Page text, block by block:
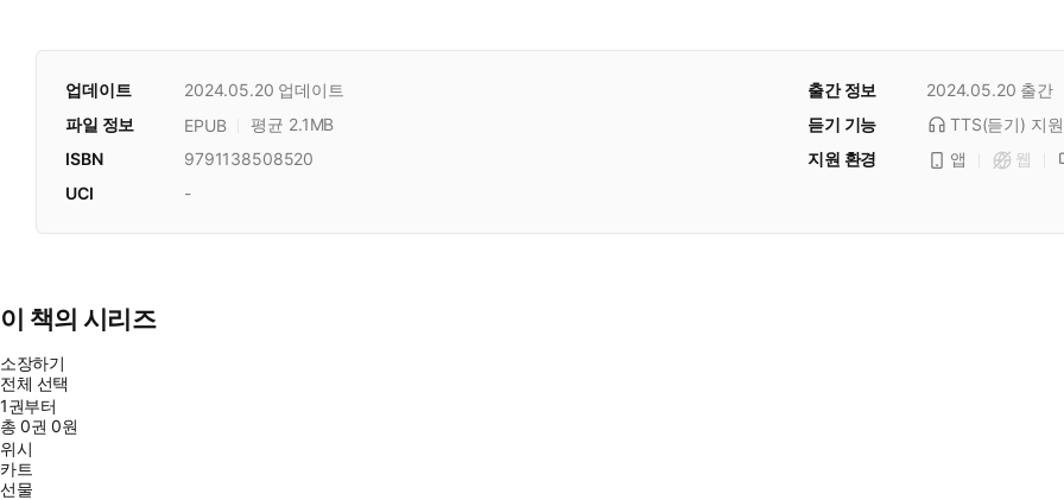
업데이트 2024.05.20 업데이트 출간 정보 2024.05.20 출간
듣기 기능
TTS(듣기) 지원
파일 정보 EPUB
평균 2.1MB
지원 환경
앱 웹
ISBN
9791138508520
UCI
-
이 책의 시리즈
소장하기
전체 선택
1권부터
총0권 0원
위시
카트
선물